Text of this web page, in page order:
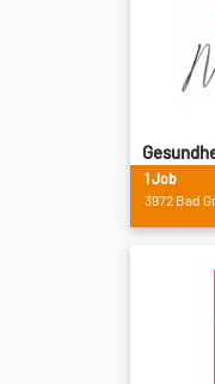
1 Job
3972 Bad